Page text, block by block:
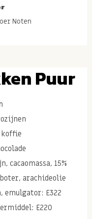
Noten
Puur
koffie
cacaomassa, 15%
arachideolie
emulgator: E322
E220